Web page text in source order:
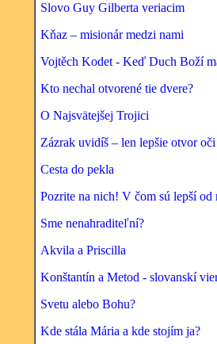
Slovo Guy Gilberta veriacim
Kňaz – misionár medzi nami
Vojtěch Kodet - Keď Duch Boží
Kto nechal otvorené tie dvere?
O Najsvätejšej Trojici
Zázrak uvidíš – len lepšie otvor oči
Cesta do pekla
Pozrite na nich! V čom sú lepší od
Sme nenahraditeľní?
Akvila a Priscilla
Konštantín a Metod - slovanskí
Svetu alebo Bohu?
Kde stála Mária a kde stojím ja?